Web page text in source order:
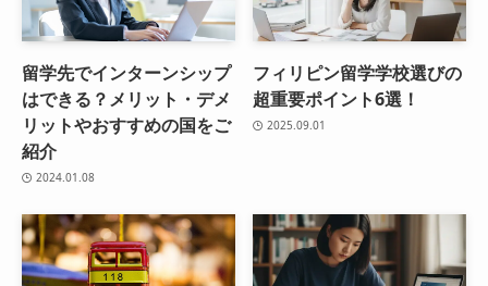
留学先でインターンシップ
はできる？メリット・デメ
リットやおすすめの国をご
紹介
2024.01.08
フィリピン留学学校選びの
超重要ポイント6選！
2025.09.01